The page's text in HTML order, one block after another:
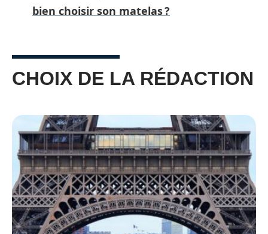
bien choisir son matelas ?
CHOIX DE LA RÉDACTION